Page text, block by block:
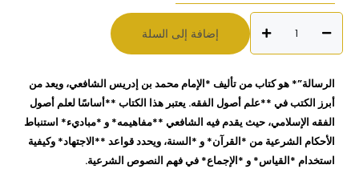
الرسالة
محمد
بن
ادريس
الشافعي
إضافة إلى السلة
الرسالة”* هو كتاب من تأليف *الإمام محمد بن إدريس الشافعي، ويعد من
أبرز الكتب في **علم أصول الفقه. يعتبر هذا الكتاب **أساسًا لعلم أصول
الفقه الإسلامي، حيث يقدم فيه الشافعي **مفاهيمه* و *مباديء* استنباط
الأحكام الشرعية من *القرآن* و *السنة، ويحدد قواعد **الاجتهاد* وكيفية
استخدام *القياس* و *الإجماع* في فهم النصوص الشرعية.